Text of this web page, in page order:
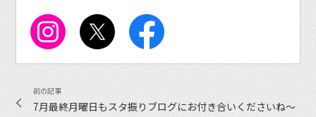
7月最終月曜日もスタ振りブログにお付き合いくださいね〜